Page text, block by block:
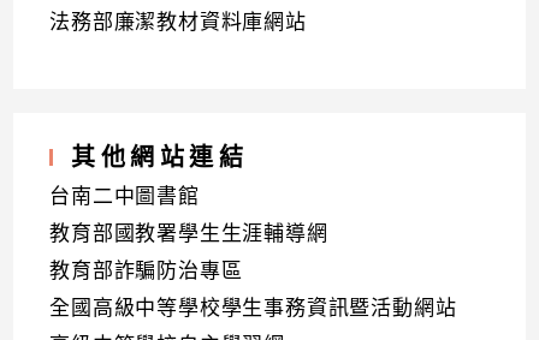
法務部廉潔教材資料庫網站
其他網站連結
台南二中圖書館
教育部國教署學生生涯輔導網
教育部詐騙防治專區
全國高級中等學校學生事務資訊暨活動網站